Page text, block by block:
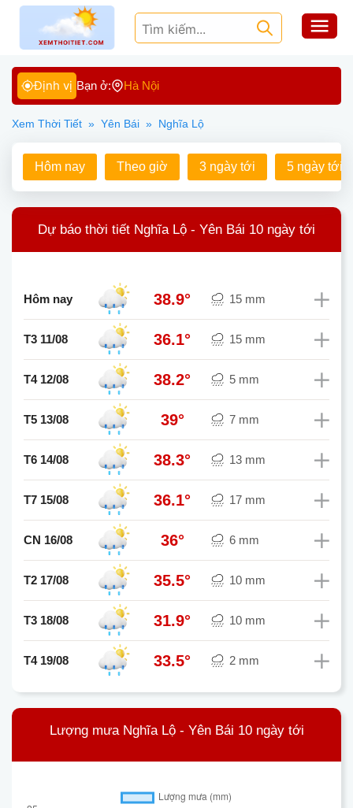
Định vị Bạn ở: Hà Nội
Xem Thời Tiết » Yên Bái » Nghĩa Lộ
Hôm nay Theo giờ 3 ngày tới 5 ngày tới
Dự báo thời tiết Nghĩa Lộ - Yên Bái 10 ngày tới
Hôm nay 38.9° 15 mm
T3 11/08 36.1° 15 mm
T4 12/08 38.2° 5 mm
T5 13/08 39° 7 mm
T6 14/08 38.3° 13 mm
T7 15/08 36.1° 17 mm
CN 16/08 36° 6 mm
T2 17/08 35.5° 10 mm
T3 18/08 31.9° 10 mm
T4 19/08 33.5° 2 mm
Lượng mưa Nghĩa Lộ - Yên Bái 10 ngày tới